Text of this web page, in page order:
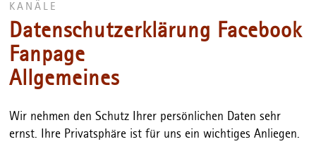
KANÄLE
Datenschutzerklärung Facebook
Fanpage
Allgemeines
Wir nehmen den Schutz Ihrer persönlichen Daten sehr
ernst. Ihre Privatsphäre ist für uns ein wichtiges Anliegen.